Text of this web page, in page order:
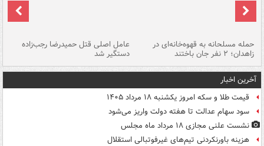
حمله مسلحانه به قهوه‌خانه‌ای در
زاهدان؛ ۲ نفر جان باختند
عامل اصلی قتل حمیدرضا رجب‌زاده
دستگیر شد
آخرین اخبار
قیمت طلا و سکه امروز یکشنبه ۱۸ مرداد ۱۴۰۵
سود سهام عدالت تا هفته دولت واریز می‌شود
نشست علنی مجازی ۱۸ مرداد ماه مجلس
هزینه باورنکردنی تیم‌های غیرفوتبالی استقلال